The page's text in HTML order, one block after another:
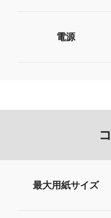
電源
最大用紙サイズ